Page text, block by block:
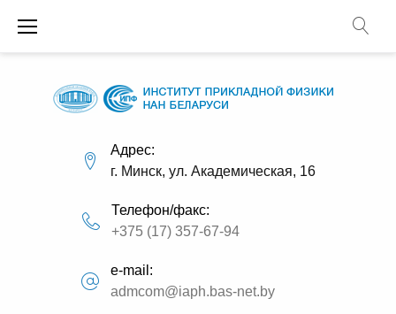
Адрес:
г. Минск, ул. Академическая, 16
Телефон/факс:
+375 (17) 357-67-94
e-mail:
admcom@iaph.bas-net.by